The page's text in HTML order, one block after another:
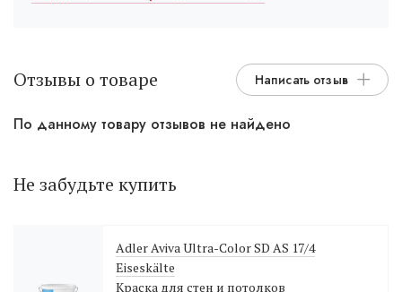
Отзывы о товаре Написать отзыв
По данному товару отзывов не найдено
Не забудьте купить
Adler Aviva Ultra-Color SD AS 17/4
Eiseskälte
Краска для стен и потолков